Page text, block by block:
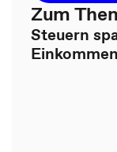
Zum
Steuern